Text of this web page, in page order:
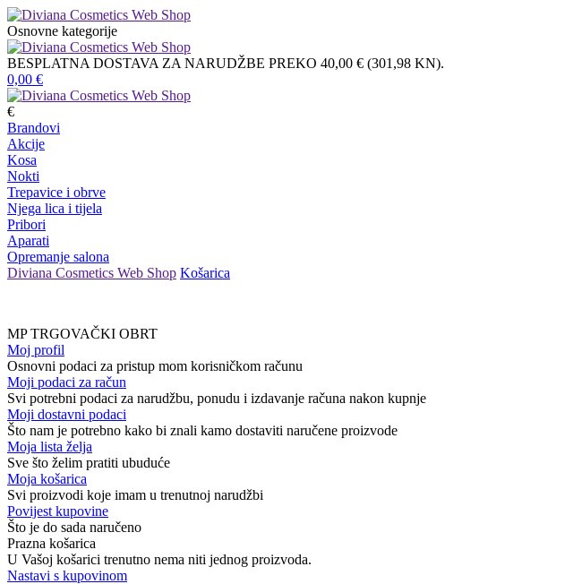
Osnovne kategorije
BESPLATNA DOSTAVA ZA NARUDŽBE PREKO 40,00 € (301,98 KN).
0,00 €
€
Brandovi
Akcije
Kosa
Nokti
Trepavice i obrve
Njega lica i tijela
Pribori
Aparati
Opremanje salona
Diviana Cosmetics Web Shop Košarica
MP TRGOVAČKI OBRT
Moj profil
Osnovni podaci za pristup mom korisničkom računu
Moji podaci za račun
Svi potrebni podaci za narudžbu, ponudu i izdavanje računa nakon kupnje
Moji dostavni podaci
Što nam je potrebno kako bi znali kamo dostaviti naručene proizvode
Moja lista želja
Sve što želim pratiti ubuduće
Moja košarica
Svi proizvodi koje imam u trenutnoj narudžbi
Povijest kupovine
Što je do sada naručeno
Prazna košarica
U Vašoj košarici trenutno nema niti jednog proizvoda.
Nastavi s kupovinom